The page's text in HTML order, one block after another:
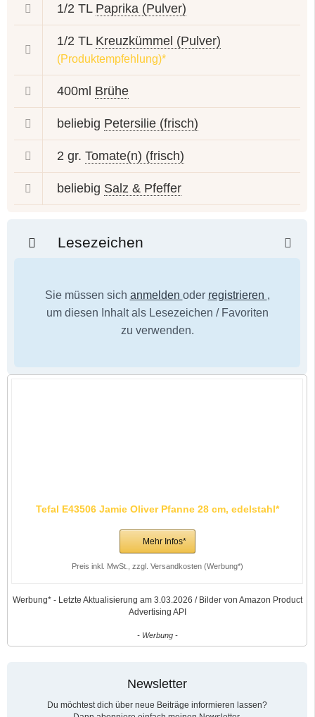
1/2 TL Paprika (Pulver)
1/2 TL Kreuzkümmel (Pulver)
(Produktempfehlung)*
400ml Brühe
beliebig Petersilie (frisch)
2 gr. Tomate(n) (frisch)
beliebig Salz & Pfeffer
Lesezeichen
Sie müssen sich anmelden oder registrieren ,
um diesen Inhalt als Lesezeichen / Favoriten
zu verwenden.
Tefal E43506 Jamie Oliver Pfanne 28 cm, edelstahl*
Mehr Infos*
Preis inkl. MwSt., zzgl. Versandkosten (Werbung*)
Werbung* - Letzte Aktualisierung am 3.03.2026 / Bilder von Amazon Product
Advertising API
- Werbung -
Newsletter
Du möchtest dich über neue Beiträge informieren lassen?